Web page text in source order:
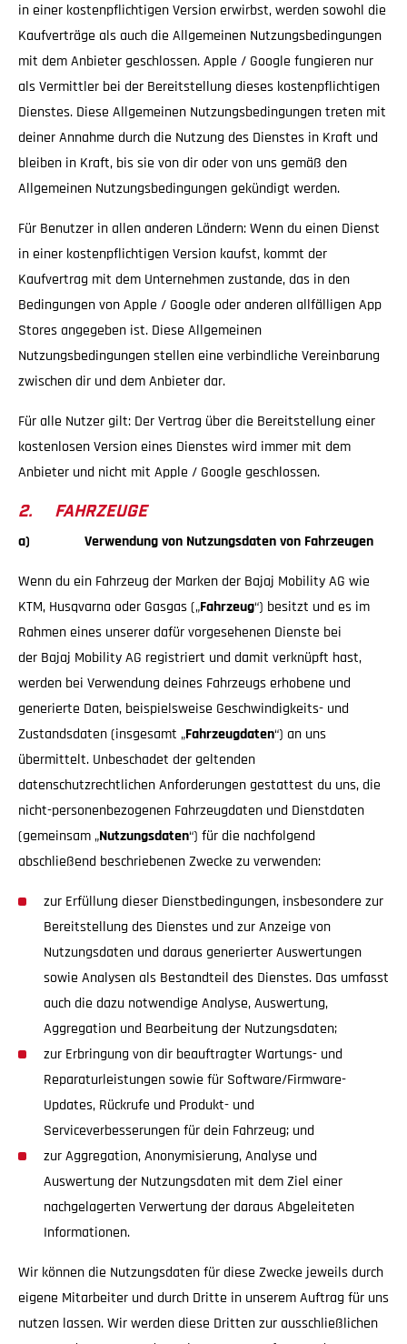
in einer kostenpflichtigen Version erwirbst, werden sowohl die
Kaufverträge als auch die Allgemeinen Nutzungsbedingungen
mit dem Anbieter geschlossen. Apple / Google fungieren nur
als Vermittler bei der Bereitstellung dieses kostenpflichtigen
Dienstes. Diese Allgemeinen Nutzungsbedingungen treten mit
deiner Annahme durch die Nutzung des Dienstes in Kraft und
bleiben in Kraft, bis sie von dir oder von uns gemäß den
Allgemeinen Nutzungsbedingungen gekündigt werden.
Für Benutzer in allen anderen Ländern: Wenn du einen Dienst
in einer kostenpflichtigen Version kaufst, kommt der
Kaufvertrag mit dem Unternehmen zustande, das in den
Bedingungen von Apple / Google oder anderen allfälligen App
Stores angegeben ist. Diese Allgemeinen
Nutzungsbedingungen stellen eine verbindliche Vereinbarung
zwischen dir und dem Anbieter dar.
Für alle Nutzer gilt: Der Vertrag über die Bereitstellung einer
kostenlosen Version eines Dienstes wird immer mit dem
Anbieter und nicht mit Apple / Google geschlossen.
2. FAHRZEUGE
a) Verwendung von Nutzungsdaten von Fahrzeugen
Wenn du ein Fahrzeug der Marken der Bajaj Mobility AG wie
KTM, Husqvarna oder Gasgas („Fahrzeug“) besitzt und es im
Rahmen eines unserer dafür vorgesehenen Dienste bei
der Bajaj Mobility AG registriert und damit verknüpft hast,
werden bei Verwendung deines Fahrzeugs erhobene und
generierte Daten, beispielsweise Geschwindigkeits- und
Zustandsdaten (insgesamt „Fahrzeugdaten“) an uns
übermittelt. Unbeschadet der geltenden
datenschutzrechtlichen Anforderungen gestattest du uns, die
nicht-personenbezogenen Fahrzeugdaten und Dienstdaten
(gemeinsam „Nutzungsdaten“) für die nachfolgend
abschließend beschriebenen Zwecke zu verwenden:
zur Erfüllung dieser Dienstbedingungen, insbesondere zur
Bereitstellung des Dienstes und zur Anzeige von
Nutzungsdaten und daraus generierter Auswertungen
sowie Analysen als Bestandteil des Dienstes. Das umfasst
auch die dazu notwendige Analyse, Auswertung,
Aggregation und Bearbeitung der Nutzungsdaten;
zur Erbringung von dir beauftragter Wartungs- und
Reparaturleistungen sowie für Software/Firmware-
Updates, Rückrufe und Produkt- und
Serviceverbesserungen für dein Fahrzeug; und
zur Aggregation, Anonymisierung, Analyse und
Auswertung der Nutzungsdaten mit dem Ziel einer
nachgelagerten Verwertung der daraus Abgeleiteten
Informationen.
Wir können die Nutzungsdaten für diese Zwecke jeweils durch
eigene Mitarbeiter und durch Dritte in unserem Auftrag für uns
nutzen lassen. Wir werden diese Dritten zur ausschließlichen